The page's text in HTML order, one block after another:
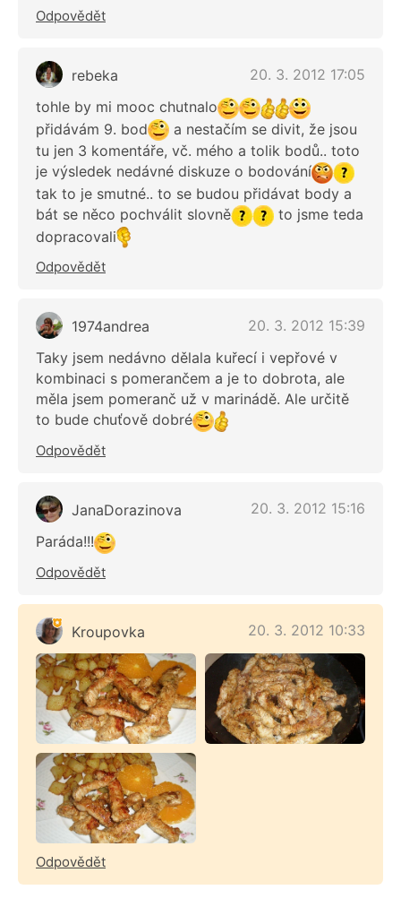
Odpovědět
rebeka
20. 3. 2012 17:05
tohle by mi mooc chutnalo
přidávám 9. bod
a nestačím se divit, že jsou
tu jen 3 komentáře, vč. mého a tolik bodů.. toto
je výsledek nedávné diskuze o bodování
tak to je smutné.. to se budou přidávat body a
bát se něco pochválit slovně
to jsme teda
dopracovali
Odpovědět
1974andrea
20. 3. 2012 15:39
Taky jsem nedávno dělala kuřecí i vepřové v
kombinaci s pomerančem a je to dobrota, ale
měla jsem pomeranč už v marinádě. Ale určitě
to bude chuťově dobré
Odpovědět
JanaDorazinova
20. 3. 2012 15:16
Paráda!!!
Odpovědět
Kroupovka 20. 3. 2012 10:33
Odpovědět